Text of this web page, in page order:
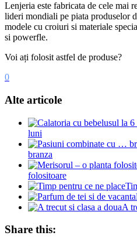
Lenjeria este fabricata de cele mai
lideri mondiali pe piata produselor
modele cu croiuri si materiale
si powerfle.
Voi ați folosit astfel de produse?
0
Alte articole
luni
branza
folositoare
A
Share this: